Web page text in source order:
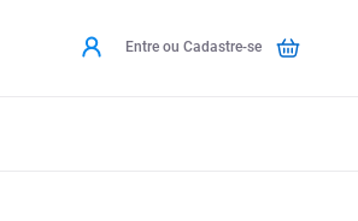
Entre ou Cadastre-se